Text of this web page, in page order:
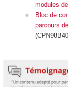
modules
Bloc de
parcours